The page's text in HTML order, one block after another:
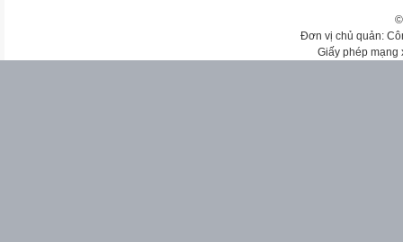
Đơn vị chủ quản:
Giấy phép mạng